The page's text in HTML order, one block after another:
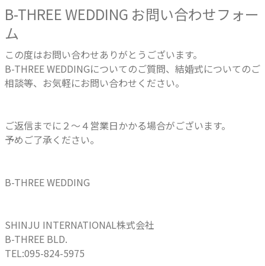
B-THREE WEDDING お問い合わせフォー
ム
この度はお問い合わせありがとうございます。
B-THREE WEDDINGについてのご質問、結婚式についてのご
相談等、お気軽にお問い合わせください。
ご返信までに２〜４営業日かかる場合がございます。
予めご了承ください。
B-THREE WEDDING
SHINJU INTERNATIONAL株式会社
B-THREE BLD.
TEL:095-824-5975